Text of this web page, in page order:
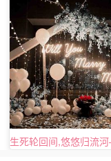
落在她的脸上，她
9、当你的伴侣要去
落里。她不经意间
10、如果你和伴侣
在杯子上刻上你们
的餐馆，要求他们
的惊喜，也是你们
生死轮回间,悠悠归流